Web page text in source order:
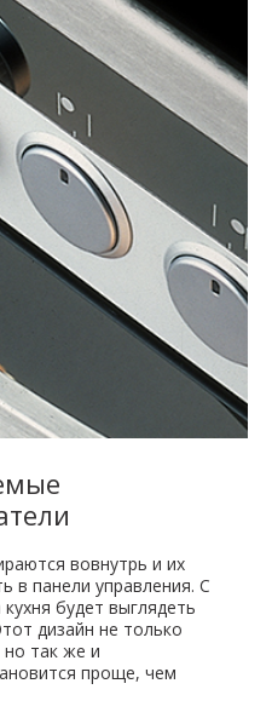
вовнутрь и их
в панели управления. С
будет выглядеть
дизайн не только
так же и
проще, чем